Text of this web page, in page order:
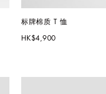
标牌棉质 T 恤
HK$4,900